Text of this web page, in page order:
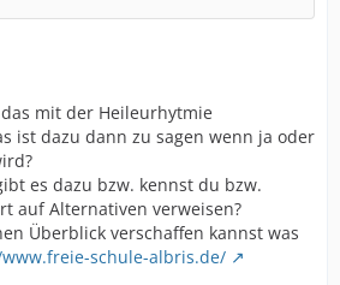
mit der Heileurhytmie
ist dazu dann zu sagen wenn ja oder
es dazu bzw. kennst du bzw.
auf Alternativen verweisen?
Überblick verschaffen kannst was
schule-albris.de/